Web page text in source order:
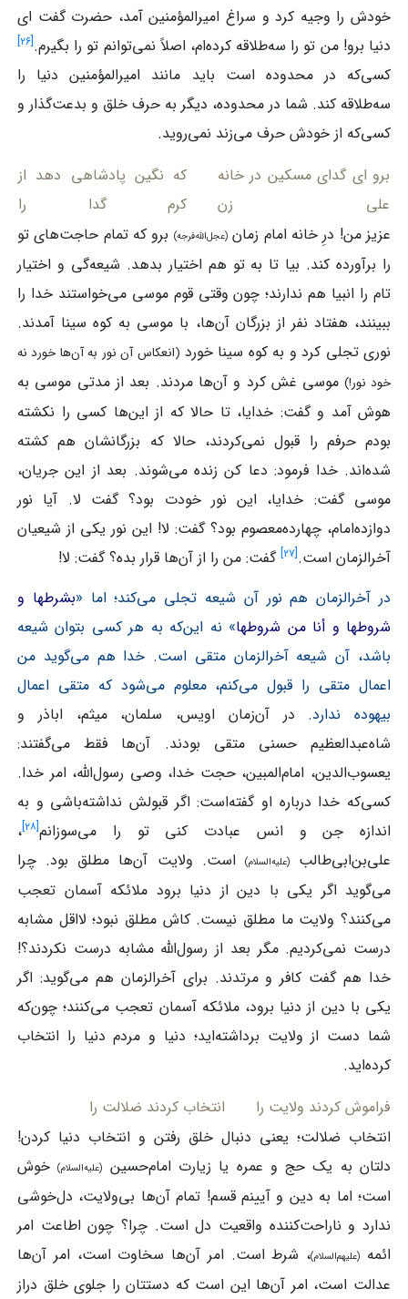
خودش را وجیه کرد و سراغ امیرالمؤمنین آمد، حضرت گفت ای
دنیا برو! من تو را سه‌طلاقه کرده‌ام، اصلاً نمی‌توانم تو را بگیرم.[۲۶]
کسی‌که در محدوده است باید مانند امیرالمؤمنین دنیا را
سه‌طلاقه کند. شما در محدوده، دیگر به حرف خلق و بدعت‌گذار و
کسی‌که از خودش حرف می‌زند نمی‌روید.
برو ای گدای مسکین در خانه
علی زن
که نگین پادشاهی دهد از
کرم گدا را
عزیز من! درِ خانه امام زمان(عجل‌الله‌فرجه) برو که تمام حاجت‌های تو
را برآورده کند. بیا تا به تو هم اختیار بدهد. شیعه‌گی و اختیار
تام را انبیا هم ندارند؛ چون وقتی قوم موسی می‌خواستند خدا را
ببینند، هفتاد نفر از بزرگان آن‌ها، با موسی به کوه سینا آمدند.
نوری تجلی کرد و به کوه سینا خورد (انعکاس آن نور به آن‌ها خورد نه
خود نور!) موسی غش کرد و آن‌ها مردند. بعد از مدتی موسی به
هوش آمد و گفت: خدایا، تا حالا که از این‌ها کسی را نکشته
بودم حرفم را قبول نمی‌کردند، حالا که بزرگانشان هم کشته
شده‌اند. خدا فرمود: دعا کن زنده می‌شوند. بعد از این جریان،
موسی گفت: خدایا، این نور خودت بود؟ گفت لا. آیا نور
دوازده‌امام، چهارده‌معصوم بود؟ گفت: لا! این نور یکی از شیعیان
آخرالزمان است.[۲۷] گفت: من را از آن‌ها قرار بده؟ گفت: لا!
در آخرالزمان هم نور آن شیعه تجلی می‌کند؛ اما «بشرطها و
شروطها و أنا من شروطها» نه این‌که به هر کسی بتوان شیعه
باشد، آن شیعه آخرالزمان متقی است. خدا هم می‌گوید من
اعمال متقی را قبول می‌کنم، معلوم می‌شود که متقی اعمال
بیهوده ندارد. در آن‌زمان اویس، سلمان، میثم، اباذر و
شاه‌عبدالعظیم حسنی متقی بودند. آن‌ها فقط می‌گفتند:
یعسوب‌الدین، امام‌المبین، حجت خدا، وصی رسول‌الله، امر خدا.
کسی‌که خدا درباره او گفته‌است: اگر قبولش نداشته‌باشی و به
اندازه جن و انس عبادت کنی تو را می‌سوزانم[۲۸]،
علی‌بن‌ابی‌طالب(علیه‌السلام)
است. ولایت آن‌ها مطلق بود. چرا
می‌گوید اگر یکی با دین از دنیا برود ملائکه آسمان تعجب
می‌کنند؟ ولایت ما مطلق نیست. کاش مطلق نبود؛ لااقل مشابه
درست نمی‌کردیم. مگر بعد از رسول‌الله مشابه درست نکردند؟!
خدا هم گفت کافر و مرتدند. برای آخرالزمان هم می‌گوید: اگر
یکی با دین از دنیا برود، ملائکه آسمان تعجب می‌کنند؛ چون‌که
شما دست از ولایت برداشته‌اید؛ دنیا و مردم دنیا را انتخاب
کرده‌اید.
فراموش کردند ولایت را
انتخاب کردند ضلالت را
انتخاب ضلالت؛ یعنی دنبال خلق رفتن و انتخاب دنیا کردن!
دلتان به یک حج و عمره یا زیارت امام‌حسین (علیه‌السلام)خوش
است؛ اما به دین و آیینم قسم! تمام آن‌ها بی‌ولایت، دل‌خوشی
ندارد و ناراحت‌کننده واقعیت دل است. چرا؟ چون اطاعت امر
ائمه (علیهم‌السلام)، شرط است. امر آن‌ها سخاوت است، امر آن‌ها
عدالت است، امر آن‌ها این است که دستتان را جلوی خلق دراز